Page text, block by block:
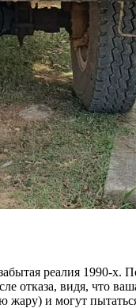
реалия 1990-
видя, что
жару) и могут